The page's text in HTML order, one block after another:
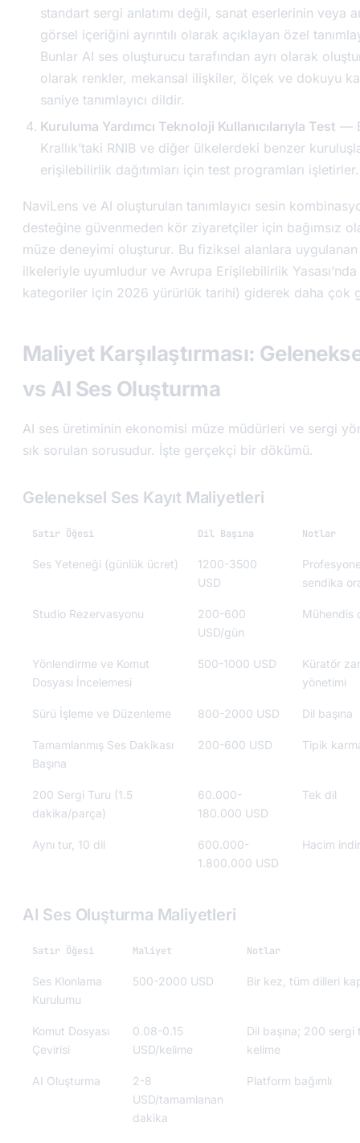
standart sergi anlatımı değil, sanat eserlerinin veya
görsel içeriğini ayrıntılı olarak açıklayan özel
Bunlar AI ses oluşturucu tarafından ayrı olarak
olarak renkler, mekansal ilişkiler, ölçek ve dokuyu
saniye tanımlayıcı dildir.
Kuruluma Yardımcı Teknoloji Kullanıcılarıyla Test —
Krallık’taki RNIB ve diğer ülkelerdeki benzer
erişilebilirlik dağıtımları için test programları işletirler.
NaviLens ve AI oluşturulan tanımlayıcı sesin
desteğine güvenmeden kör ziyaretçiler için bağımsız
müze deneyimi oluşturur. Bu fiziksel alanlara
ilkeleriyle uyumludur ve Avrupa Erişilebilirlik Yasası’nda
kategoriler için 2026 yürürlük tarihi) giderek daha çok
Maliyet Karşılaştırması:
vs AI Ses Oluşturma
AI ses üretiminin ekonomisi müze müdürleri ve sergi
sık sorulan sorusudur. İşte gerçekçi bir dökümü.
Geleneksel Ses Kayıt Maliyetleri
Satır Öğesi Dil Başına Notlar
Ses Yeteneği (günlük ücret)
1200-3500
USD
sendika
Studio Rezervasyonu
200-600
USD/gün
Mühendis
Yönlendirme ve Komut
Dosyası İncelemesi
500-1000 USD
Küratör
yönetimi
Sürü İşleme ve Düzenleme 800-2000 USD Dil başına
Tamamlanmış Ses Dakikası
Başına
200-600 USD Tipik
200 Sergi Turu (1.5
dakika/parça)
60.000-
180.000 USD
Tek dil
Aynı tur, 10 dil
600.000-
1.800.000 USD
Hacim
AI Ses Oluşturma Maliyetleri
Satır Öğesi Maliyet Notlar
Ses Klonlama
Kurulumu
500-2000 USD Bir kez, tüm dilleri
Komut Dosyası
Çevirisi
0.08-0.15
USD/kelime
Dil başına; 200
kelime
AI Oluşturma
2-8
USD/tamamlanan
dakika
Platform bağımlı